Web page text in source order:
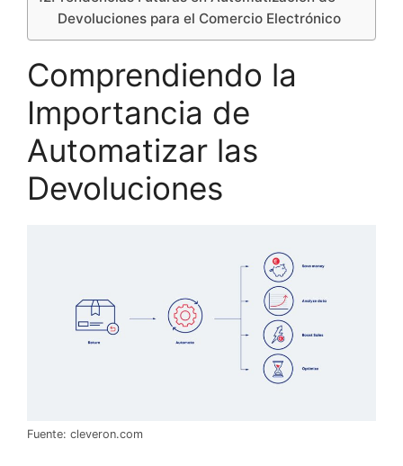
Devoluciones para el Comercio Electrónico
Comprendiendo la
Importancia de
Automatizar las
Devoluciones
Fuente: cleveron.com